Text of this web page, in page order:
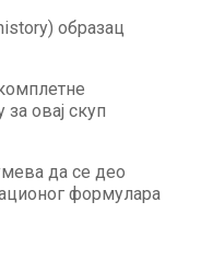
образац
овај скуп
да се део
формулара